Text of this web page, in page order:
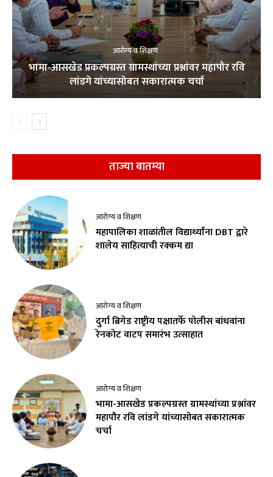
आरोग्य व शिक्षण
भामा-आसखेड प्रकल्पग्रस्त ग्रामस्थांच्या प्रश्नांवर महापौर रवि
लांडगे यांच्यासोबत सकारात्मक चर्चा
ताज्या बातम्या
आरोग्य व शिक्षण
महापालिका शाळांतील विद्यार्थ्यांना DBT द्वारे
शालेय साहित्याची रक्कम द्या
आरोग्य व शिक्षण
दुर्गा ब्रिगेड राष्ट्रीय पक्षातर्फे पोलीस बांधवांना
रेनकोट वाटप समारंभ उत्साहात
आरोग्य व शिक्षण
भामा-आसखेड प्रकल्पग्रस्त ग्रामस्थांच्या प्रश्नांवर
महापौर रवि लांडगे यांच्यासोबत सकारात्मक
चर्चा